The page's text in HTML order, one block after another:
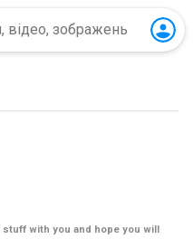
stuff with you and hope you will